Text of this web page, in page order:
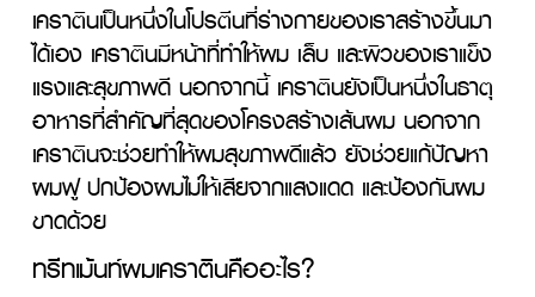
เคราตินเป็นหนึ่งในโปรตีนที่ร่างกายของเราสร้างขึ้นมา
ได้เอง เคราตินมีหน้าที่ทำให้ผม เล็บ และผิวของเราแข็ง
แรงและสุขภาพดี นอกจากนี้ เคราตินยังเป็นหนึ่งในธาตุ
อาหารที่สำคัญที่สุดของโครงสร้างเส้นผม นอกจาก
เคราตินจะช่วยทำให้ผมสุขภาพดีแล้ว ยังช่วยแก้ปัญหา
ผมฟู ปกป้องผมไม่ให้เสียจากแสงแดด และป้องกันผม
ขาดด้วย
ทรีทเม้นท์ผมเคราตินคืออะไร?